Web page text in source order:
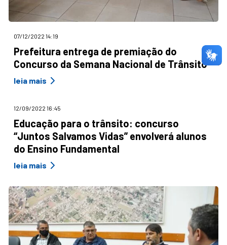
07/12/2022 14:19
Prefeitura entrega de premiação do
Concurso da Semana Nacional de Trânsito
leia mais
12/09/2022 16:45
Educação para o trânsito: concurso
“Juntos Salvamos Vidas” envolverá alunos
do Ensino Fundamental
leia mais